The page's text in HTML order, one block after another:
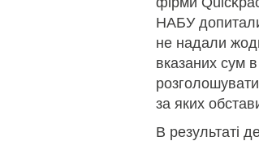
НАБУ
не надали
вказаних сум
за яких
В результаті